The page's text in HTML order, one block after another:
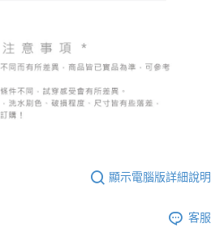
顯示電腦版詳細說明
客服